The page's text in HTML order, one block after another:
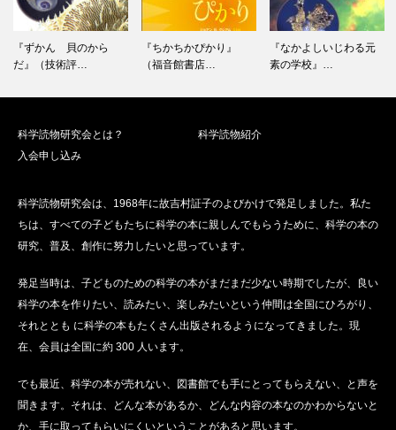
『ちかちかぴかり』
（福音館書店…
『なかよしいじわる元
素の学校』…
【６月例会のおさそ
い】ストーン…
科学読物研究会とは？
科学読物紹介
入会申し込み
科学読物研究会は、1968年に故吉村証子のよびかけで発足しました。私た
ちは、すべての子どもたちに科学の本に親しんでもらうために、科学の本の
研究、普及、創作に努力したいと思っています。
発足当時は、子どものための科学の本がまだまだ少ない時期でしたが、良い
科学の本を作りたい、読みたい、楽しみたいという仲間は全国にひろがり、
それととも に科学の本もたくさん出版されるようになってきました。現
在、会員は全国に約 300 人います。
でも最近、科学の本が売れない、図書館でも手にとってもらえない、と声を
聞きます。それは、どんな本があるか、どんな内容の本なのかわからないと
か、手に取ってもらいにくいということがあると思います。